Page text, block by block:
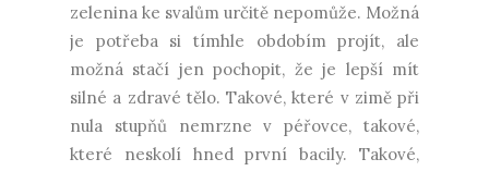
zelenina ke svalům určitě nepomůže. Možná
je potřeba si tímhle obdobím projít, ale
možná stačí jen pochopit, že je lepší mít
silné a zdravé tělo. Takové, které v zimě při
nula stupňů nemrzne v péřovce, takové,
které neskolí hned první bacily. Takové,